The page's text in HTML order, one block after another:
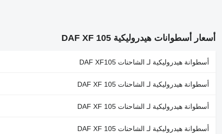
أسعار أسطوانات هيدروليكية DAF XF 105
أسطوانة هيدروليكية لـ الشاحنات DAF XF105
أسطوانة هيدروليكية لـ الشاحنات DAF XF 105
أسطوانة هيدروليكية لـ الشاحنات DAF XF 105
أسطوانة هيدروليكية لـ الشاحنات DAF XF 105